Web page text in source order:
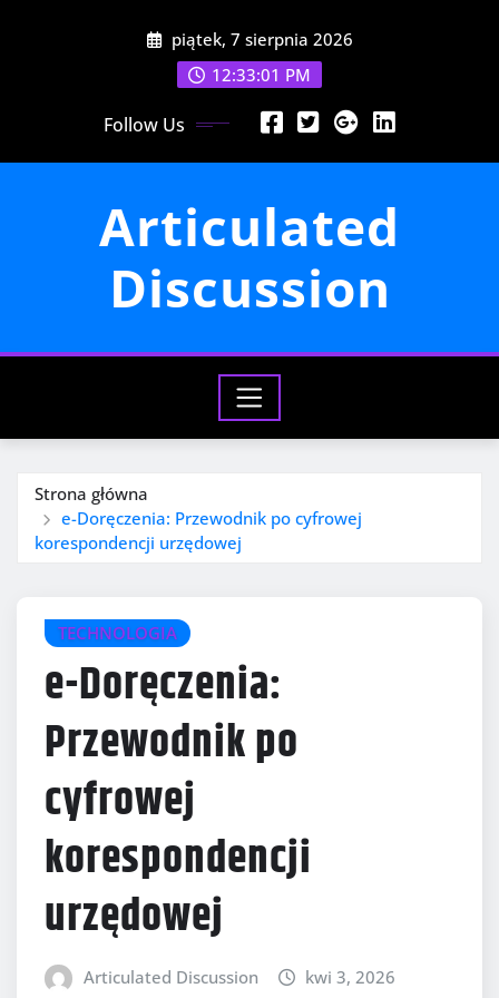
piątek, 7 sierpnia 2026
12:33:03 PM
Follow Us
Articulated
Discussion
Strona główna
e-Doręczenia: Przewodnik po cyfrowej
korespondencji urzędowej
TECHNOLOGIA
e-Doręczenia:
Przewodnik po
cyfrowej
korespondencji
urzędowej
Articulated Discussion
kwi 3, 2026